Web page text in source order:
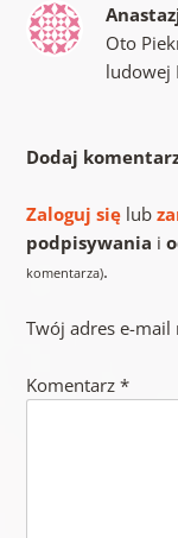
Oto
ludowej
Dodaj
Zaloguj sięlub
podpisywania i
komentarza).
Twój adres e-
Komentarz *